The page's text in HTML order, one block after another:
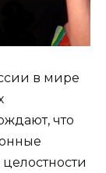
в мире
что